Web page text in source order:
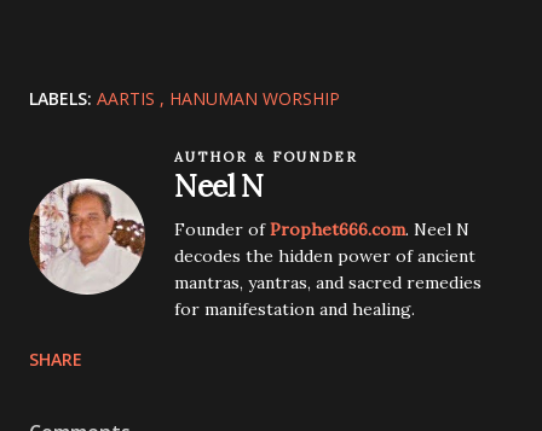
LABELS: AARTIS HANUMAN WORSHIP
AUTHOR & FOUNDER
Neel N
Founder ofProphet666.com. Neel N
decodes the hidden power of ancient
mantras, yantras, and sacred remedies
for manifestation and healing.
SHARE